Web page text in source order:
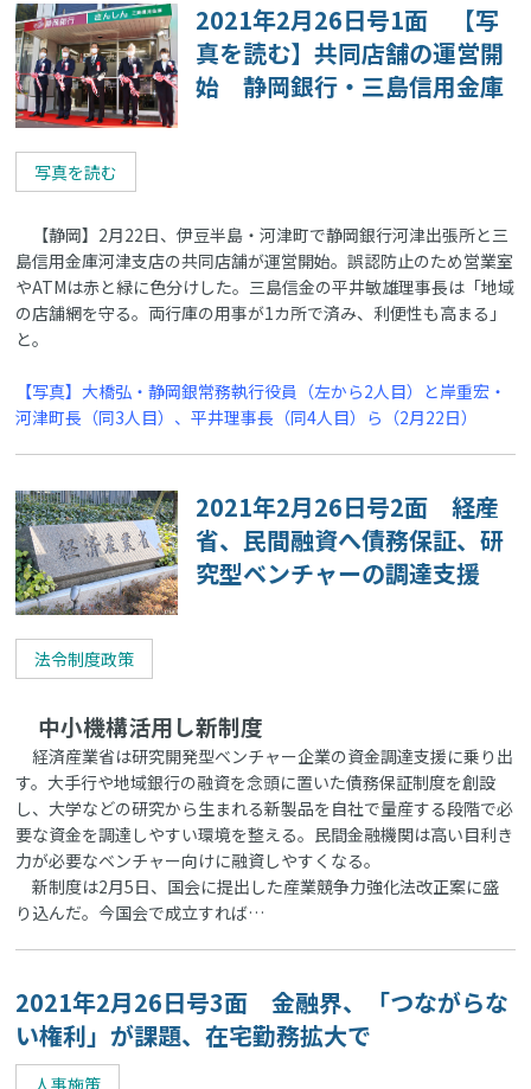
2021年2月26日号1面 【写
真を読む】共同店舗の運営開
始 静岡銀行・三島信用金庫
写真を読む
【静岡】2月22日、伊豆半島・河津町で静岡銀行河津出張所と三
島信用金庫河津支店の共同店舗が運営開始。誤認防止のため営業室
やATMは赤と緑に色分けした。三島信金の平井敏雄理事長は「地域
の店舗網を守る。両行庫の用事が1カ所で済み、利便性も高まる」
と。
【写真】大橋弘・静岡銀常務執行役員（左から2人目）と岸重宏・
河津町長（同3人目）、平井理事長（同4人目）ら（2月22日）
2021年2月26日号2面 経産
省、民間融資へ債務保証、研
究型ベンチャーの調達支援
法令制度政策
中小機構活用し新制度
経済産業省は研究開発型ベンチャー企業の資金調達支援に乗り出
す。大手行や地域銀行の融資を念頭に置いた債務保証制度を創設
し、大学などの研究から生まれる新製品を自社で量産する段階で必
要な資金を調達しやすい環境を整える。民間金融機関は高い目利き
力が必要なベンチャー向けに融資しやすくなる。
新制度は2月5日、国会に提出した産業競争力強化法改正案に盛
り込んだ。今国会で成立すれば…
2021年2月26日号3面 金融界、「つながらな
い権利」が課題、在宅勤務拡大で